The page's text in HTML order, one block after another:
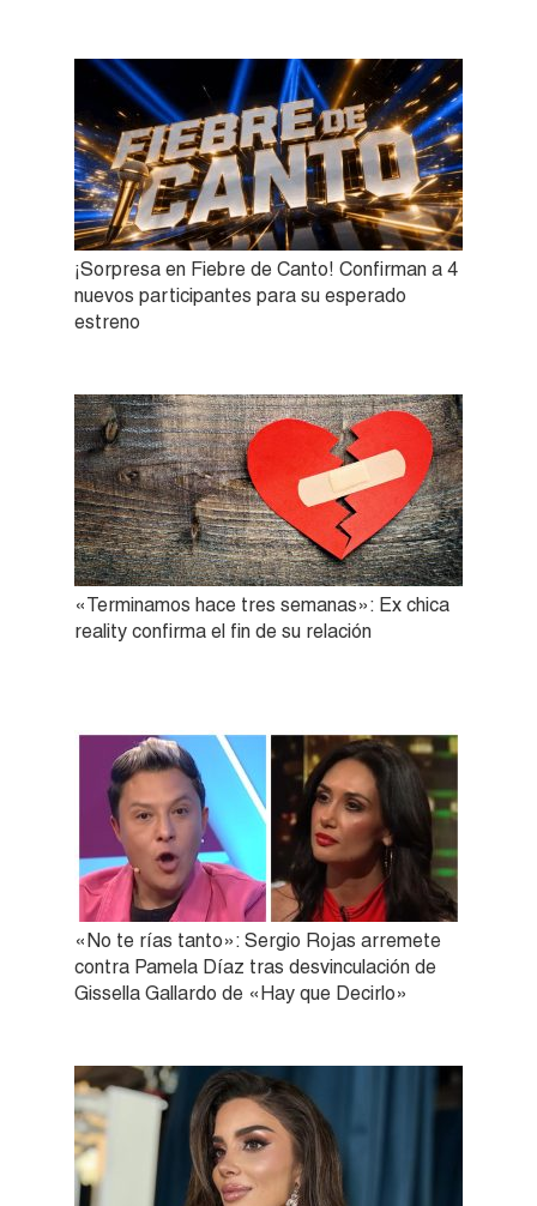
¡Sorpresa en Fiebre de Canto! Confirman a 4
nuevos participantes para su esperado
estreno
«Terminamos hace tres semanas»: Ex chica
reality confirma el fin de su relación
«No te rías tanto»: Sergio Rojas arremete
contra Pamela Díaz tras desvinculación de
Gissella Gallardo de «Hay que Decirlo»